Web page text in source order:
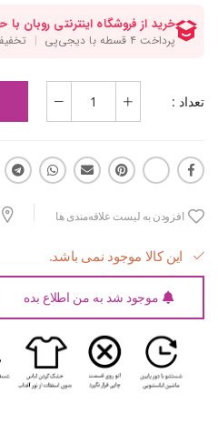
تعداد :
افزودن به لیست علاقه‌مندی ها
این کالا موجود نمی باشد.
موجود شد به من اطلاع بده